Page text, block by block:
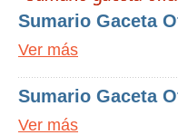
Sumario Gaceta
Ver más
Sumario Gaceta
Ver más